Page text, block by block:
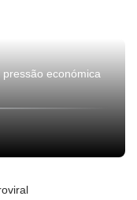
económica